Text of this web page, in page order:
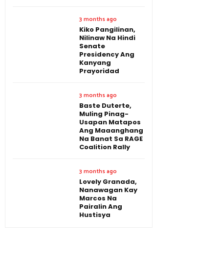
3 months ago
Kiko Pangilinan,
Nilinaw Na Hindi
Senate
Presidency Ang
Kanyang
Prayoridad
3 months ago
Baste Duterte,
Muling Pinag-
Usapan Matapos
Ang Maaanghang
Na Banat Sa RAGE
Coalition Rally
3 months ago
Lovely Granada,
Nanawagan Kay
Marcos Na
Pairalin Ang
Hustisya